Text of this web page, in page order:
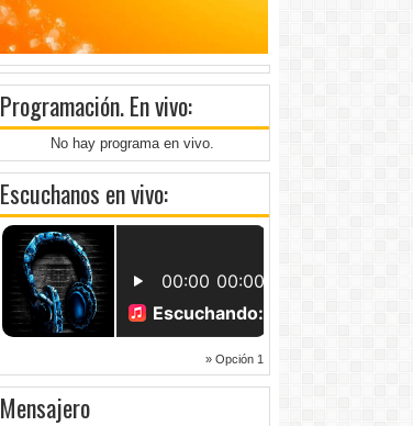
Programación. En vivo:
No hay programa en vivo.
Escuchanos en vivo:
» Opción 1
Mensajero